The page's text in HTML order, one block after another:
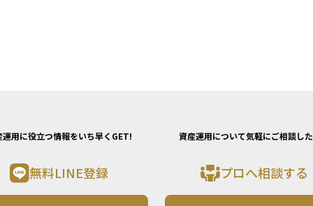
運用に役立つ情報をいち早くGET!
無料LINE登録
資産運用について気軽にご相談し
プロへ相談する